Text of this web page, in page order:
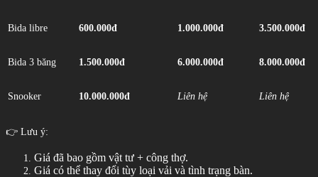
Bida libre 600.000đ 1.000.000đ 3.500.000đ
Bida 3 băng 1.500.000đ 6.000.000đ 8.000.000đ
Snooker 10.000.000đ Liên hệ Liên hệ
👉 Lưu ý:
Giá đã bao gồm vật tư + công thợ.
Giá có thể thay đổi tùy loại vải và tình trạng bàn.